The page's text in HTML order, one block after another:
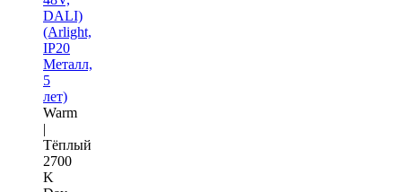
DALI)
(Arlight,
IP20
Металл,
5
лет)
Warm
|
Тёплый
2700
K